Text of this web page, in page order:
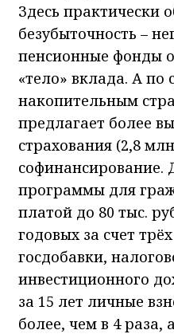
Здесь практически
безубыточность –
пенсионные фонды
«тело» вклада. А по
накопительным
предлагает более
страхования (2,8
софинансирование.
программы для
платой до 80 тыс.
годовых за счет
госдобавки,
инвестиционного
за 15 лет личные
более, чем в 4 раза,